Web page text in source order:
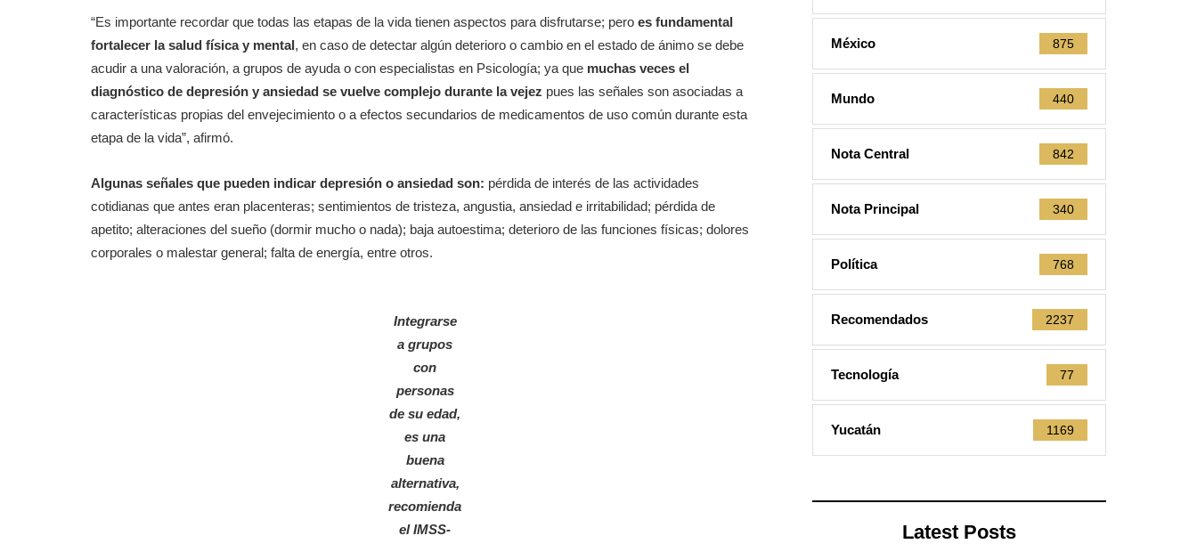
“Es importante recordar que todas las etapas de la vida tienen aspectos para disfrutarse; pero es fundamental
fortalecer la salud física y mental, en caso de detectar algún deterioro o cambio en el estado de ánimo se debe
acudir a una valoración, a grupos de ayuda o con especialistas en Psicología; ya que muchas veces el
diagnóstico de depresión y ansiedad se vuelve complejo durante la vejez pues las señales son asociadas a
características propias del envejecimiento o a efectos secundarios de medicamentos de uso común durante esta
etapa de la vida”, afirmó.
Algunas señales que pueden indicar depresión o ansiedad son: pérdida de interés de las actividades
cotidianas que antes eran placenteras; sentimientos de tristeza, angustia, ansiedad e irritabilidad; pérdida de
apetito; alteraciones del sueño (dormir mucho o nada); baja autoestima; deterioro de las funciones físicas; dolores
corporales o malestar general; falta de energía, entre otros.
Integrarse
a grupos
con
personas
de su edad,
es una
buena
alternativa,
recomienda
el IMSS-
México 875
Mundo 440
Nota Central 842
Nota Principal 340
Política 768
Recomendados 2237
Tecnología 77
Yucatán 1169
Latest Posts